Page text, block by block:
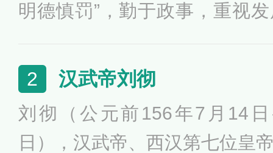
明德慎罚”，勤于政事，重视
建都丰京，为武王灭商奠基
演。除此之外，创周礼，被后
即位的第四十四年，文王受命
2 汉武帝刘彻
刘彻（公元前156年7月14
日），汉武帝、西汉第七位皇